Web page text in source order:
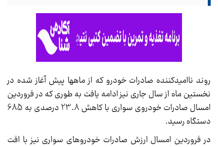
روند ناامیدکننده صادرات خودرو که از ماهها پیش آغاز شده در
نخستین ماه از سال جاری نیز ادامه یافت به طوری که در فروردین
امسال صادرات خودروی سواری با کاهش 23.8 درصدی به 685
دستگاه رسید.
در فروردین امسال ارزش صادرات خودروهای سواری نیز با افت